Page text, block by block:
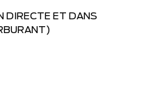
DIRECTE ET DANS